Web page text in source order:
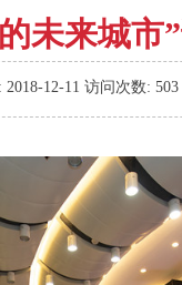
未来城市
2018-12-11 访问次数: 503